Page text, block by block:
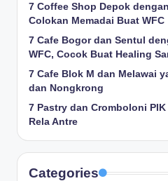
7 Coffee Shop Depok
Colokan Memadai Buat WFC
7 Cafe Bogor dan Sentul
WFC, Cocok Buat Healing
7 Cafe Blok M dan Melawai
dan Nongkrong
7 Pastry dan Cromboloni
Rela Antre
Categories